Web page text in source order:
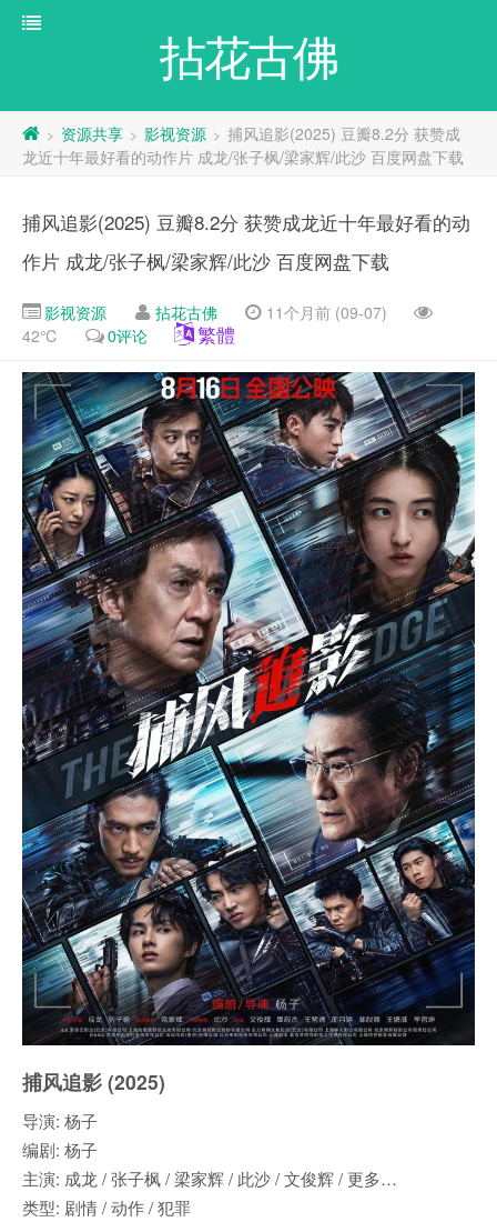
拈花古佛
> 资源共享 > 影视资源 > 捕风追影(2025) 豆瓣8.2分 获赞成
龙近十年最好看的动作片 成龙/张子枫/梁家辉/此沙 百度网盘下载
捕风追影(2025) 豆瓣8.2分 获赞成龙近十年最好看的动
作片 成龙/张子枫/梁家辉/此沙 百度网盘下载
影视资源 拈花古佛
11个月前 (09-07)
42℃
0评论 繁體
捕风追影 (2025)
导演: 杨子
编剧: 杨子
主演: 成龙 / 张子枫 / 梁家辉 / 此沙 / 文俊辉 / 更多…
类型: 剧情 / 动作 / 犯罪